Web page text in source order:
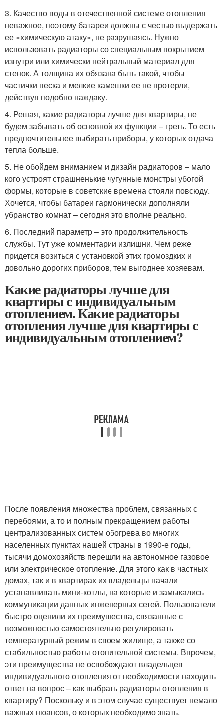
3. Качество воды в отечественной системе отопления
неважное, поэтому батареи должны с честью выдержать
ее «химическую атаку», не разрушаясь. Нужно
использовать радиаторы со специальным покрытием
изнутри или химически нейтральный материал для
стенок. А толщина их обязана быть такой, чтобы
частички песка и мелкие камешки ее не протерли,
действуя подобно наждаку.
4. Решая, какие радиаторы лучше для квартиры, не
будем забывать об основной их функции – греть. То есть
предпочтительнее выбирать приборы, у которых отдача
тепла больше.
5. Не обойдем вниманием и дизайн радиаторов – мало
кого устроят страшненькие чугунные монстры убогой
формы, которые в советские времена стояли повсюду.
Хочется, чтобы батареи гармонически дополняли
убранство комнат – сегодня это вполне реально.
6. Последний параметр – это продолжительность
службы. Тут уже комментарии излишни. Чем реже
придется возиться с установкой этих громоздких и
довольно дорогих приборов, тем выгоднее хозяевам.
Какие радиаторы лучше для
квартиры с индивидуальным
отоплением. Какие радиаторы
отопления лучше для квартиры с
индивидуальным отоплением?
После появления множества проблем, связанных с
перебоями, а то и полным прекращением работы
централизованных систем обогрева во многих
населенных пунктах нашей страны в 1990-е годы,
тысячи домохозяйств перешли на автономное газовое
или электрическое отопление. Для этого как в частных
домах, так и в квартирах их владельцы начали
устанавливать мини-котлы, на которые и замыкались
коммуникации данных инженерных сетей. Пользователи
быстро оценили их преимущества, связанные с
возможностью самостоятельно регулировать
температурный режим в своем жилище, а также со
стабильностью работы отопительной системы. Впрочем,
эти преимущества не освобождают владельцев
индивидуального отопления от необходимости находить
ответ на вопрос – как выбрать радиаторы отопления в
квартиру? Поскольку и в этом случае существует немало
важных нюансов, о которых необходимо знать.